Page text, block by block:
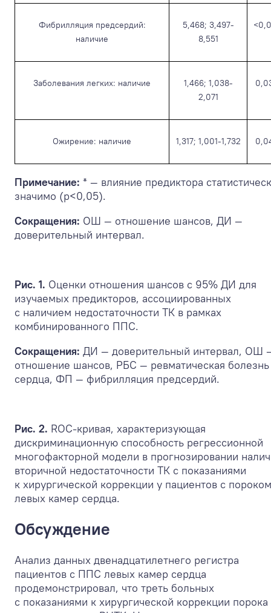
Фибрилляция предсердий:
наличие
5,468; 3,497-
8,551
Заболевания легких: наличие
1,466; 1,038-
2,071
Ожирение: наличие 1,317; 1,001-1,732
Примечание: * — влияние предиктора
значимо (p<0,05).
Сокращения: ОШ — отношение шансов, ДИ —
доверительный интервал.
Рис. 1. Оценки отношения шансов с 95% ДИ для
изучаемых предикторов, ассоциированных
с наличием недостаточности ТК в рамках
комбинированного ППС.
Сокращения: ДИ — доверительный интервал, ОШ
отношение шансов, РБС — ревматическая болезнь
сердца, ФП — фибрилляция предсердий.
Рис. 2. ROC-кривая, характеризующая
дискриминационную способность регрессионной
многофакторной модели в прогнозировании
вторичной недостаточности ТК с показаниями
к хирургической коррекции у пациентов с пороком
левых камер сердца.
Обсуждение
Анализ данных двенадцатилетнего регистра
пациентов с ППС левых камер сердца
продемонстрировал, что треть больных
с показаниями к хирургической коррекции порока